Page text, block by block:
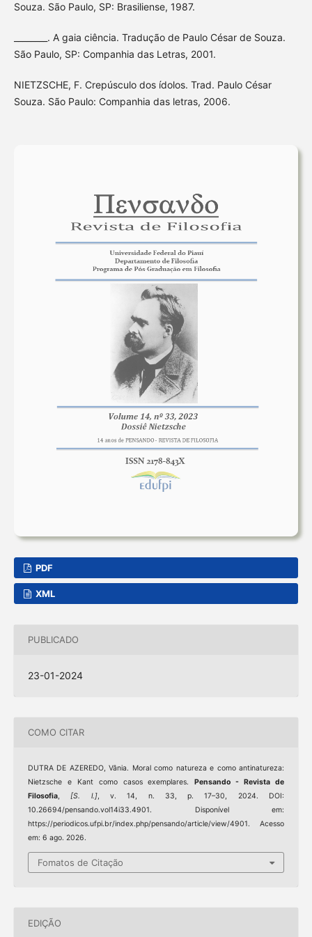
Souza. São Paulo, SP: Brasiliense, 1987.
________. A gaia ciência. Tradução de Paulo César de Souza.
São Paulo, SP: Companhia das Letras, 2001.
NIETZSCHE, F. Crepúsculo dos ídolos. Trad. Paulo César
Souza. São Paulo: Companhia das letras, 2006.
PDF
XML
PUBLICADO
23-01-2024
COMO CITAR
DUTRA DE AZEREDO, Vânia. Moral como natureza e como antinatureza:
Nietzsche e Kant como casos exemplares.Pensando - Revista de
Filosofia,[S. l.], v. 14, n. 33, p. 17–30, 2024. DOI:
10.26694/pensando.vol14i33.4901. Disponível em:
https://periodicos.ufpi.br/index.php/pensando/article/view/4901. Acesso
em: 6 ago. 2026.
Fomatos de Citação
EDIÇÃO